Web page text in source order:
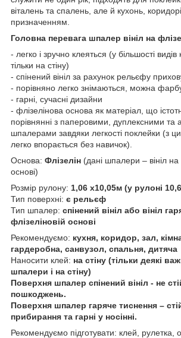
віталень та спалень, але й кухонь,
призначенням.
Головна перевага шпалер вініл на
- легко і зручно клеяться (у більшості
тільки на стіну)
- спінений вініл за рахунок рельєфу
- порівняно легко знімаються, можна
- гарні, сучасні дизайни
- флізелінова основа як матеріал, що
порівнянні з паперовими, дуплексними та
шпалерами завдяки легкості поклейки (з
легко впорається без навичок).
Основа: Флізелін (дані шпалери – вініл на
основі)
Розмір рулону: 1,06 х10,05м (у рулоні
Тип поверхні: є рельєф
Тип шпалер: спінений вініл або вініл
флізеліновій основі
Рекомендуємо: кухня, коридор, зал,
гардеробна, санвузол, спальня, дитяча
Наносити клей: на стіну (тільки деякі
шпалери і на стіну)
Поверхня шпалер спінений вініл - не
пошкоджень.
Поверхня шпалер гаряче тиснення –
прибирання та гарні у носінні.
Рекомендуємо підготувати: клей, рулетка,